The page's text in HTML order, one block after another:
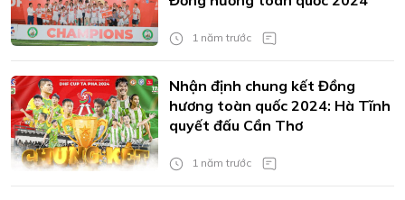
1 năm trước
Nhận định chung kết Đồng
hương toàn quốc 2024: Hà Tĩnh
quyết đấu Cần Thơ
1 năm trước